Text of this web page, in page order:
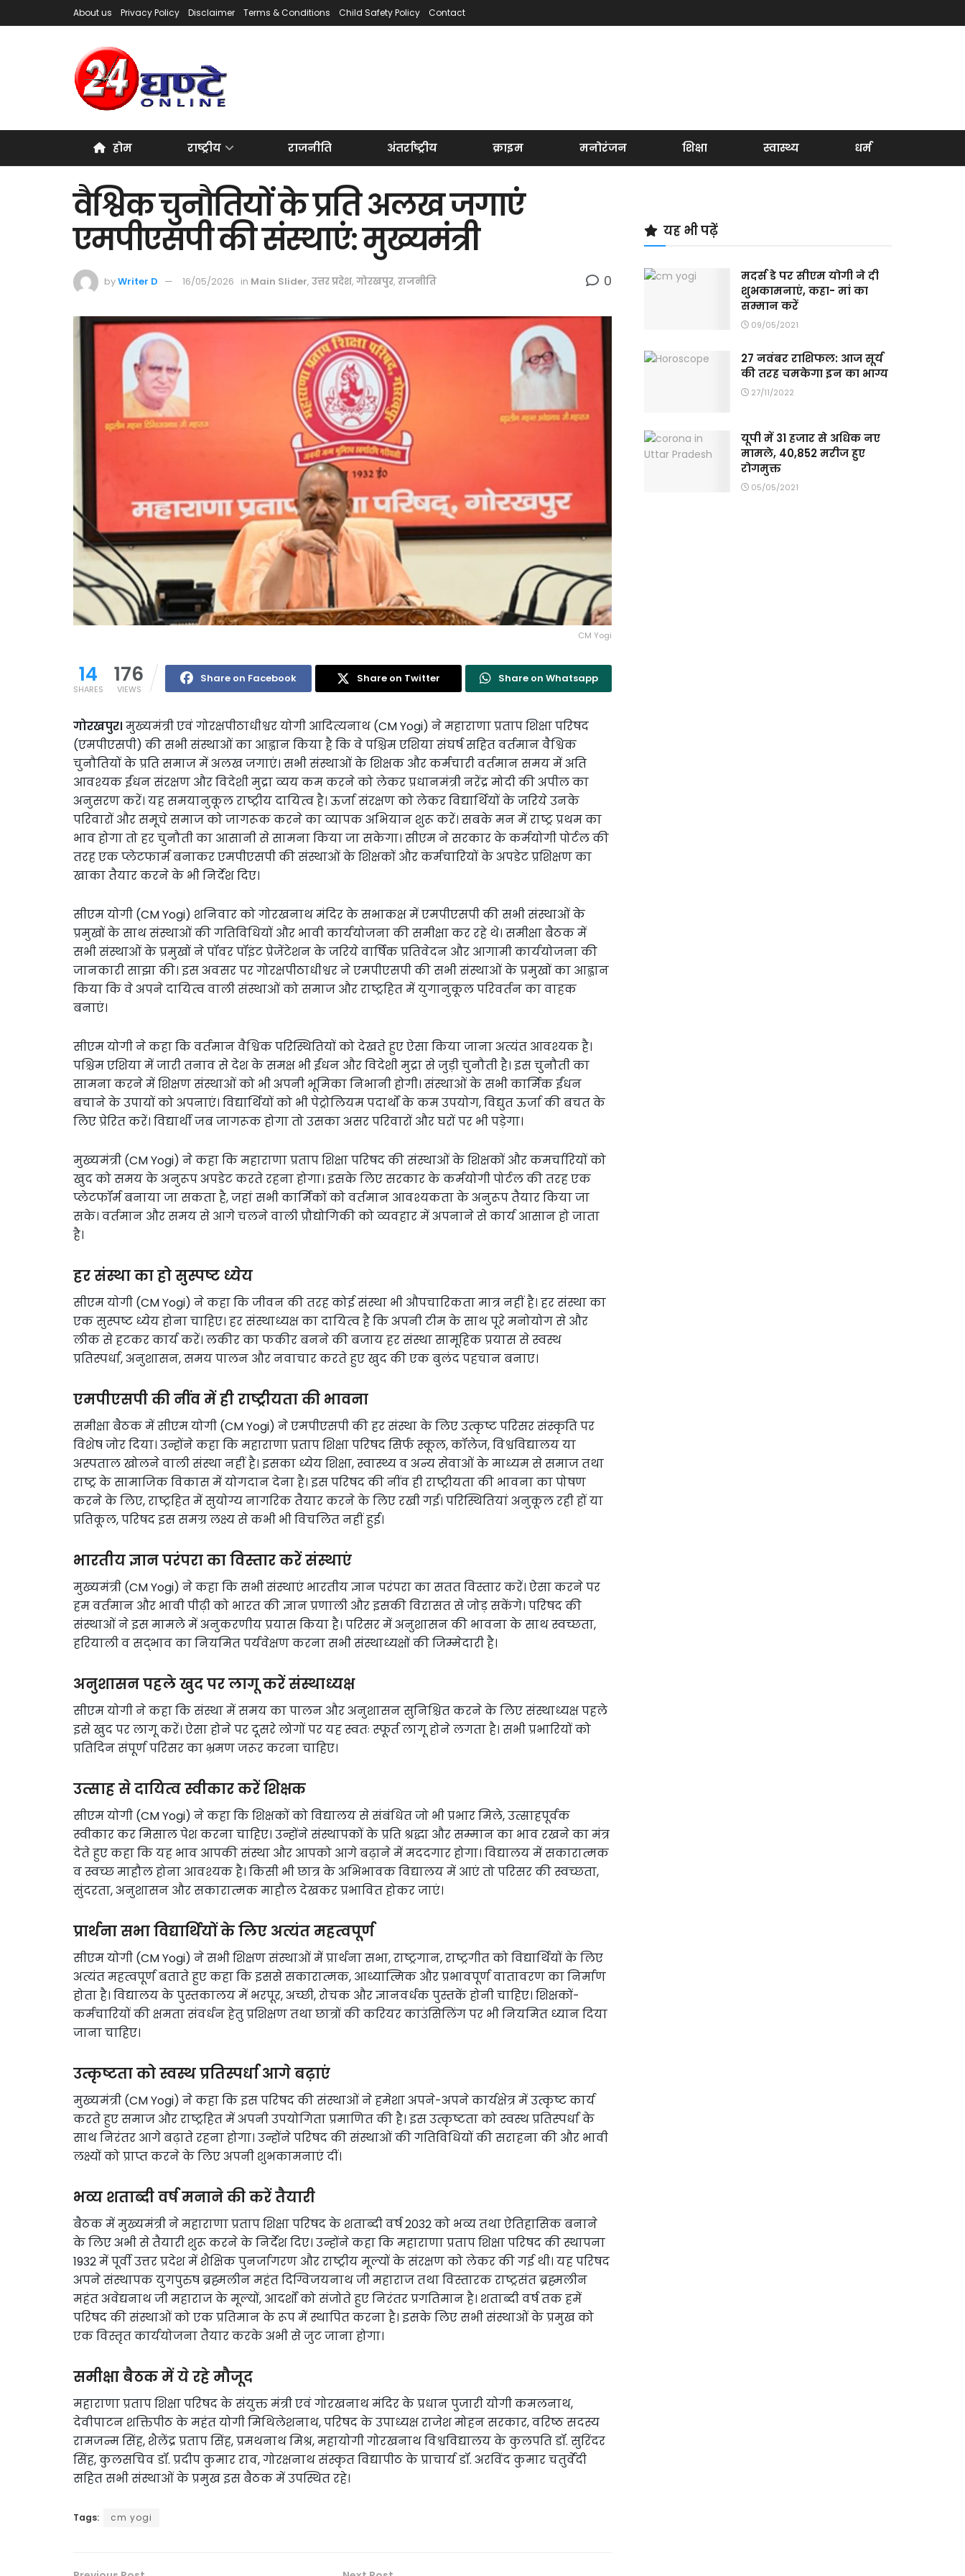
About us Privacy Policy Disclaimer Terms & Conditions Child Safety Policy Contact
होम राष्ट्रीय राजनीति अंतर्राष्ट्रीय क्राइम मनोरंजन शिक्षा स्वास्थ्य धर्म
वैश्विक चुनौतियों के प्रति अलख जगाएं
एमपीएसपी की संस्थाएं: मुख्यमंत्री
byWriter D 16/05/2026 in Main Slider, उत्तर प्रदेश, गोरखपुर, राजनीति 0
CM Yogi
14
SHARES
176
VIEWS
Share on Facebook Share on Twitter Share on Whatsapp
गोरखपुर। मुख्यमंत्री एवं गोरक्षपीठाधीश्वर योगी आदित्यनाथ (CM Yogi) ने महाराणा प्रताप शिक्षा परिषद
(एमपीएसपी) की सभी संस्थाओं का आह्वान किया है कि वे पश्चिम एशिया संघर्ष सहित वर्तमान वैश्विक
चुनौतियों के प्रति समाज में अलख जगाएं। सभी संस्थाओं के शिक्षक और कर्मचारी वर्तमान समय में अति
आवश्यक ईंधन संरक्षण और विदेशी मुद्रा व्यय कम करने को लेकर प्रधानमंत्री नरेंद्र मोदी की अपील का
अनुसरण करें। यह समयानुकूल राष्ट्रीय दायित्व है। ऊर्जा संरक्षण को लेकर विद्यार्थियों के जरिये उनके
परिवारों और समूचे समाज को जागरूक करने का व्यापक अभियान शुरू करें। सबके मन में राष्ट्र प्रथम का
भाव होगा तो हर चुनौती का आसानी से सामना किया जा सकेगा। सीएम ने सरकार के कर्मयोगी पोर्टल की
तरह एक प्लेटफार्म बनाकर एमपीएसपी की संस्थाओं के शिक्षकों और कर्मचारियों के अपडेट प्रशिक्षण का
खाका तैयार करने के भी निर्देश दिए।
सीएम योगी (CM Yogi) शनिवार को गोरखनाथ मंदिर के सभाकक्ष में एमपीएसपी की सभी संस्थाओं के
प्रमुखों के साथ संस्थाओं की गतिविधियों और भावी कार्ययोजना की समीक्षा कर रहे थे। समीक्षा बैठक में
सभी संस्थाओं के प्रमुखों ने पॉवर पॉइंट प्रेजेंटेशन के जरिये वार्षिक प्रतिवेदन और आगामी कार्ययोजना की
जानकारी साझा की। इस अवसर पर गोरक्षपीठाधीश्वर ने एमपीएसपी की सभी संस्थाओं के प्रमुखों का आह्वान
किया कि वे अपने दायित्व वाली संस्थाओं को समाज और राष्ट्रहित में युगानुकूल परिवर्तन का वाहक
बनाएं।
सीएम योगी ने कहा कि वर्तमान वैश्विक परिस्थितियों को देखते हुए ऐसा किया जाना अत्यंत आवश्यक है।
पश्चिम एशिया में जारी तनाव से देश के समक्ष भी ईंधन और विदेशी मुद्रा से जुड़ी चुनौती है। इस चुनौती का
सामना करने में शिक्षण संस्थाओं को भी अपनी भूमिका निभानी होगी। संस्थाओं के सभी कार्मिक ईंधन
बचाने के उपायों को अपनाएं। विद्यार्थियों को भी पेट्रोलियम पदार्थों के कम उपयोग, विद्युत ऊर्जा की बचत के
लिए प्रेरित करें। विद्यार्थी जब जागरूक होगा तो उसका असर परिवारों और घरों पर भी पड़ेगा।
मुख्यमंत्री (CM Yogi) ने कहा कि महाराणा प्रताप शिक्षा परिषद की संस्थाओं के शिक्षकों और कमर्चारियों को
खुद को समय के अनुरूप अपडेट करते रहना होगा। इसके लिए सरकार के कर्मयोगी पोर्टल की तरह एक
प्लेटफॉर्म बनाया जा सकता है, जहां सभी कार्मिकों को वर्तमान आवश्यकता के अनुरूप तैयार किया जा
सके। वर्तमान और समय से आगे चलने वाली प्रौद्योगिकी को व्यवहार में अपनाने से कार्य आसान हो जाता
है।
हर संस्था का हो सुस्पष्ट ध्येय
सीएम योगी (CM Yogi) ने कहा कि जीवन की तरह कोई संस्था भी औपचारिकता मात्र नहीं है। हर संस्था का
एक सुस्पष्ट ध्येय होना चाहिए। हर संस्थाध्यक्ष का दायित्व है कि अपनी टीम के साथ पूरे मनोयोग से और
लीक से हटकर कार्य करें। लकीर का फकीर बनने की बजाय हर संस्था सामूहिक प्रयास से स्वस्थ
प्रतिस्पर्धा, अनुशासन, समय पालन और नवाचार करते हुए खुद की एक बुलंद पहचान बनाए।
एमपीएसपी की नींव में ही राष्ट्रीयता की भावना
समीक्षा बैठक में सीएम योगी (CM Yogi) ने एमपीएसपी की हर संस्था के लिए उत्कृष्ट परिसर संस्कृति पर
विशेष जोर दिया। उन्होंने कहा कि महाराणा प्रताप शिक्षा परिषद सिर्फ स्कूल, कॉलेज, विश्वविद्यालय या
अस्पताल खोलने वाली संस्था नहीं है। इसका ध्येय शिक्षा, स्वास्थ्य व अन्य सेवाओं के माध्यम से समाज तथा
राष्ट्र के सामाजिक विकास में योगदान देना है। इस परिषद की नींव ही राष्ट्रीयता की भावना का पोषण
करने के लिए, राष्ट्रहित में सुयोग्य नागरिक तैयार करने के लिए रखी गई। परिस्थितियां अनुकूल रही हों या
प्रतिकूल, परिषद इस समग्र लक्ष्य से कभी भी विचलित नहीं हुई।
भारतीय ज्ञान परंपरा का विस्तार करें संस्थाएं
मुख्यमंत्री (CM Yogi) ने कहा कि सभी संस्थाएं भारतीय ज्ञान परंपरा का सतत विस्तार करें। ऐसा करने पर
हम वर्तमान और भावी पीढ़ी को भारत की ज्ञान प्रणाली और इसकी विरासत से जोड़ सकेंगे। परिषद की
संस्थाओं ने इस मामले में अनुकरणीय प्रयास किया है। परिसर में अनुशासन की भावना के साथ स्वच्छता,
हरियाली व सद्भाव का नियमित पर्यवेक्षण करना सभी संस्थाध्यक्षों की जिम्मेदारी है।
अनुशासन पहले खुद पर लागू करें संस्थाध्यक्ष
सीएम योगी ने कहा कि संस्था में समय का पालन और अनुशासन सुनिश्चित करने के लिए संस्थाध्यक्ष पहले
इसे खुद पर लागू करें। ऐसा होने पर दूसरे लोगों पर यह स्वतः स्फूर्त लागू होने लगता है। सभी प्रभारियों को
प्रतिदिन संपूर्ण परिसर का भ्रमण जरूर करना चाहिए।
उत्साह से दायित्व स्वीकार करें शिक्षक
सीएम योगी (CM Yogi) ने कहा कि शिक्षकों को विद्यालय से संबंधित जो भी प्रभार मिले, उत्साहपूर्वक
स्वीकार कर मिसाल पेश करना चाहिए। उन्होंने संस्थापकों के प्रति श्रद्धा और सम्मान का भाव रखने का मंत्र
देते हुए कहा कि यह भाव आपकी संस्था और आपको आगे बढ़ाने में मददगार होगा। विद्यालय में सकारात्मक
व स्वच्छ माहौल होना आवश्यक है। किसी भी छात्र के अभिभावक विद्यालय में आएं तो परिसर की स्वच्छता,
सुंदरता, अनुशासन और सकारात्मक माहौल देखकर प्रभावित होकर जाएं।
प्रार्थना सभा विद्यार्थियों के लिए अत्यंत महत्वपूर्ण
सीएम योगी (CM Yogi) ने सभी शिक्षण संस्थाओं में प्रार्थना सभा, राष्ट्रगान, राष्ट्रगीत को विद्यार्थियों के लिए
अत्यंत महत्वपूर्ण बताते हुए कहा कि इससे सकारात्मक, आध्यात्मिक और प्रभावपूर्ण वातावरण का निर्माण
होता है। विद्यालय के पुस्तकालय में भरपूर, अच्छी, रोचक और ज्ञानवर्धक पुस्तकें होनी चाहिए। शिक्षकों-
कर्मचारियों की क्षमता संवर्धन हेतु प्रशिक्षण तथा छात्रों की करियर काउंसिलिंग पर भी नियमित ध्यान दिया
जाना चाहिए।
उत्कृष्टता को स्वस्थ प्रतिस्पर्धा आगे बढ़ाएं
मुख्यमंत्री (CM Yogi) ने कहा कि इस परिषद की संस्थाओं ने हमेशा अपने-अपने कार्यक्षेत्र में उत्कृष्ट कार्य
करते हुए समाज और राष्ट्रहित में अपनी उपयोगिता प्रमाणित की है। इस उत्कृष्टता को स्वस्थ प्रतिस्पर्धा के
साथ निरंतर आगे बढ़ाते रहना होगा। उन्होंने परिषद की संस्थाओं की गतिविधियों की सराहना की और भावी
लक्ष्यों को प्राप्त करने के लिए अपनी शुभकामनाएं दीं।
भव्य शताब्दी वर्ष मनाने की करें तैयारी
बैठक में मुख्यमंत्री ने महाराणा प्रताप शिक्षा परिषद के शताब्दी वर्ष 2032 को भव्य तथा ऐतिहासिक बनाने
के लिए अभी से तैयारी शुरू करने के निर्देश दिए। उन्होंने कहा कि महाराणा प्रताप शिक्षा परिषद की स्थापना
1932 में पूर्वी उत्तर प्रदेश में शैक्षिक पुनर्जागरण और राष्ट्रीय मूल्यों के संरक्षण को लेकर की गई थी। यह परिषद
अपने संस्थापक युगपुरुष ब्रह्मलीन महंत दिग्विजयनाथ जी महाराज तथा विस्तारक राष्ट्रसंत ब्रह्मलीन
महंत अवेद्यनाथ जी महाराज के मूल्यों, आदर्शों को संजोते हुए निरंतर प्रगतिमान है। शताब्दी वर्ष तक हमें
परिषद की संस्थाओं को एक प्रतिमान के रूप में स्थापित करना है। इसके लिए सभी संस्थाओं के प्रमुख को
एक विस्तृत कार्ययोजना तैयार करके अभी से जुट जाना होगा।
समीक्षा बैठक में ये रहे मौजूद
महाराणा प्रताप शिक्षा परिषद के संयुक्त मंत्री एवं गोरखनाथ मंदिर के प्रधान पुजारी योगी कमलनाथ,
देवीपाटन शक्तिपीठ के महंत योगी मिथिलेशनाथ, परिषद के उपाध्यक्ष राजेश मोहन सरकार, वरिष्ठ सदस्य
रामजन्म सिंह, शैलेंद्र प्रताप सिंह, प्रमथनाथ मिश्र, महायोगी गोरखनाथ विश्वविद्यालय के कुलपति डॉ. सुरिंदर
सिंह, कुलसचिव डॉ. प्रदीप कुमार राव, गोरक्षनाथ संस्कृत विद्यापीठ के प्राचार्य डॉ. अरविंद कुमार चतुर्वेदी
सहित सभी संस्थाओं के प्रमुख इस बैठक में उपस्थित रहे।
Tags: cm yogi
यह भी पढ़ें
मदर्स डे पर सीएम योगी ने दी
शुभकामनाएं, कहा- मां का
सम्मान करें
09/05/2021
27 नवंबर राशिफल: आज सूर्य
की तरह चमकेगा इन का भाग्य
27/11/2022
यूपी में 31 हजार से अधिक नए
मामले, 40,852 मरीज हुए
रोगमुक्त
05/05/2021